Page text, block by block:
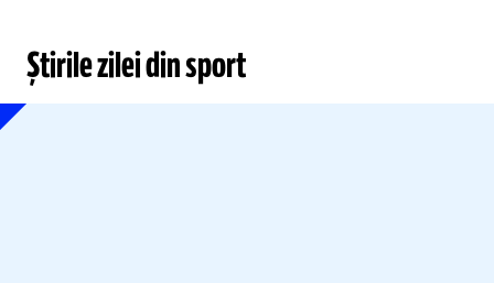
Știrile zilei din sport